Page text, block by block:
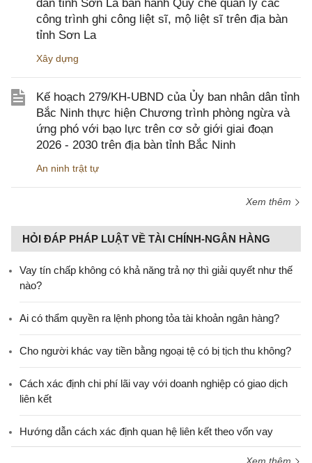
dân tỉnh Sơn La ban hành Quy chế quản lý các
công trình ghi công liệt sĩ, mộ liệt sĩ trên địa bàn
tỉnh Sơn La
Xây dựng
Kế hoạch 279/KH-UBND của Ủy ban nhân dân tỉnh
Bắc Ninh thực hiện Chương trình phòng ngừa và
ứng phó với bạo lực trên cơ sở giới giai đoạn
2026 - 2030 trên địa bàn tỉnh Bắc Ninh
An ninh trật tự
Xem thêm
HỎI ĐÁP PHÁP LUẬT VỀ TÀI CHÍNH-NGÂN HÀNG
Vay tín chấp không có khả năng trả nợ thì giải quyết như thế
nào?
Ai có thẩm quyền ra lệnh phong tỏa tài khoản ngân hàng?
Cho người khác vay tiền bằng ngoại tệ có bị tịch thu không?
Cách xác định chi phí lãi vay với doanh nghiệp có giao dịch
liên kết
Hướng dẫn cách xác định quan hệ liên kết theo vốn vay